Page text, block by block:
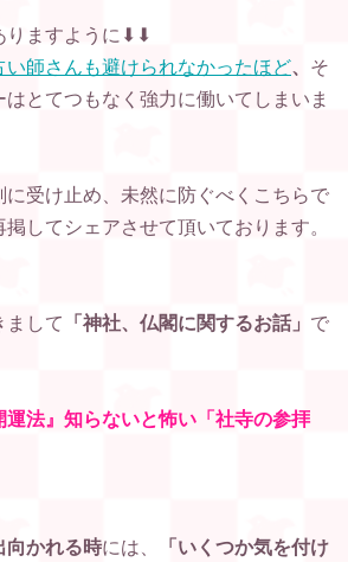
りますように⬇︎⬇︎
い師さんも避けられなかったほど、 そ
とてつもなく強力に働いてしまいま
受け止め、未然に防ぐべく こちらで
してシェアさせて頂いております。
まして 「神社、仏閣に関するお話」 で
運法』知らないと怖い「社寺の参拝
向かれる時には、
「いくつか気を付け